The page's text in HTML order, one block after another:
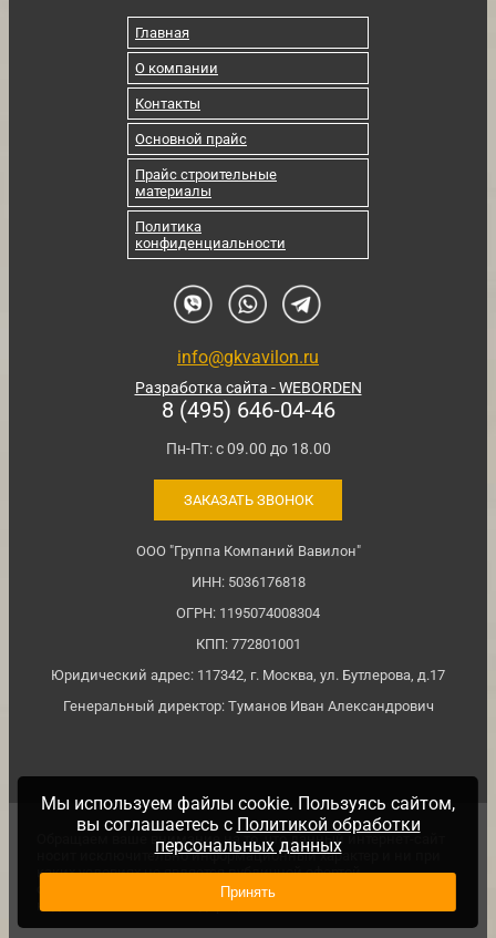
Главная
О компании
Контакты
Основной прайс
Прайс строительные
материалы
Политика
конфиденциальности
info@gkvavilon.ru
Разработка сайта - WEBORDEN
8 (495) 646-04-46
Пн-Пт: с 09.00 до 18.00
ЗАКАЗАТЬ ЗВОНОК
ООО "Группа Компаний Вавилон"
ИНН: 5036176818
ОГРН: 1195074008304
КПП: 772801001
Юридический адрес: 117342, г. Москва, ул. Бутлерова, д.17
Генеральный директор: Туманов Иван Александрович
Обращаем ваше внимание на то, что данный интернет-сайт
носит исключительно информационный характер и ни при
каких условиях не является публичной офертой,
определяемой положениями ч. 2 ст. №437 Гражданского
кодекса Российской Федерации.
Мы используем файлы cookie. Пользуясь сайтом,
вы соглашаетесь с Политикой обработки
персональных данных
Принять